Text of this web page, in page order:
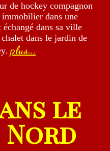
de hockey compagnon
dans une
dans sa ville
dans le jardin de
plus...
le
Nord